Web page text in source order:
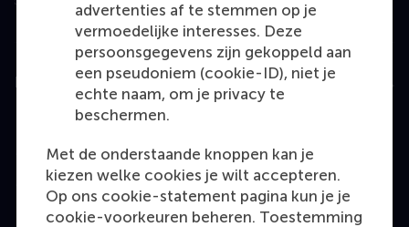
advertenties af te stemmen op je
vermoedelijke interesses. Deze
persoonsgegevens zijn gekoppeld aan
een pseudoniem (cookie-ID), niet je
echte naam, om je privacy te
beschermen.
Met de onderstaande knoppen kan je
kiezen welke cookies je wilt accepteren.
Op ons cookie-statement pagina kun je je
cookie-voorkeuren beheren. Toestemming
Education
Bachelor
Master
MBA
Executive Education